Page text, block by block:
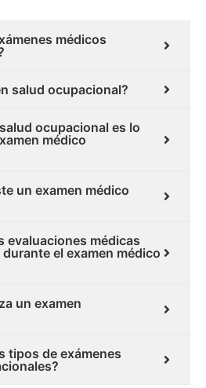
médicos
salud ocupacional?
ocupacional es lo
médico
un examen médico
evaluaciones médicas
el examen médico
un examen
tipos de exámenes